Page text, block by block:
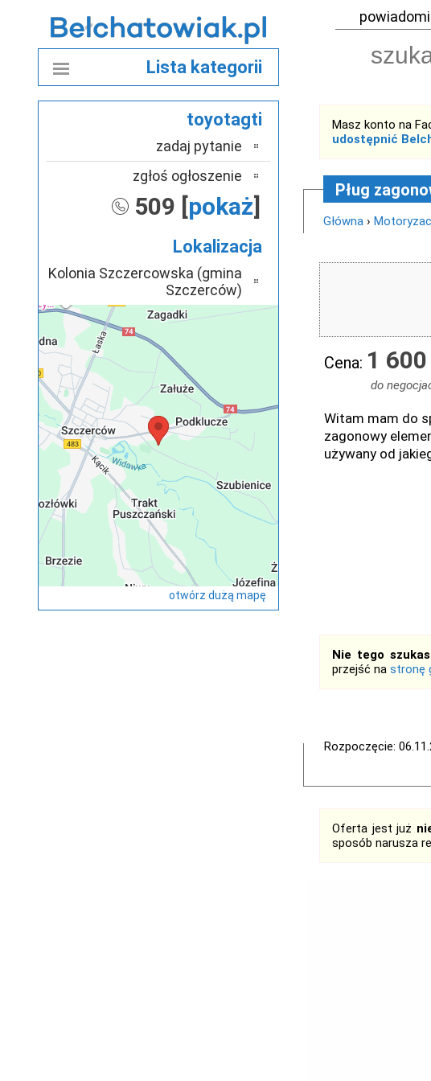
Masz konto na
udostępnić
Pług
Główna ›
Cena: 1 600
do
Witam mam do
zagonowy
używany od
Nie tego
przejść na stronę
Rozpoczęcie:
Oferta jest już
sposób narusza
Lista kategorii
toyotagti
zadaj pytanie
zgłoś ogłoszenie
509 [pokaż]
Lokalizacja
Kolonia Szczercowska (gmina
Szczerców)
otwórz dużą mapę